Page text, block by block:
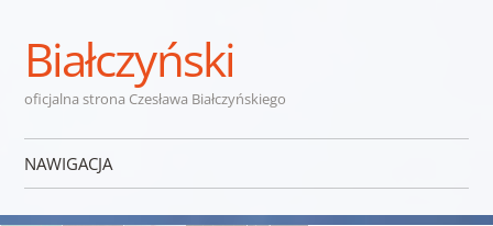
Białczyński
oficjalna strona Czesława Białczyńskiego
NAWIGACJA